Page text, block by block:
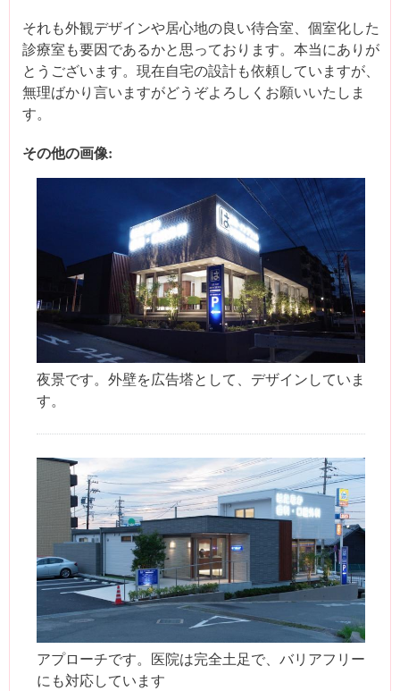
それも外観デザインや居心地の良い待合室、個室化した
診療室も要因であるかと思っております。本当にありが
とうございます。現在自宅の設計も依頼していますが、
無理ばかり言いますがどうぞよろしくお願いいたしま
す。
その他の画像:
夜景です。外壁を広告塔として、デザインしていま
す。
アプローチです。医院は完全土足で、バリアフリー
にも対応しています